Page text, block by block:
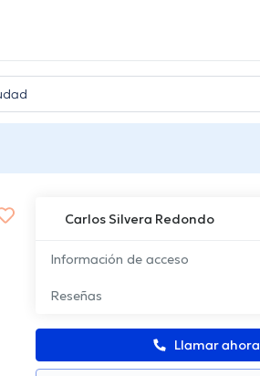
Carlos Silvera Redondo
Información de acceso
Reseñas
Llamar ahora